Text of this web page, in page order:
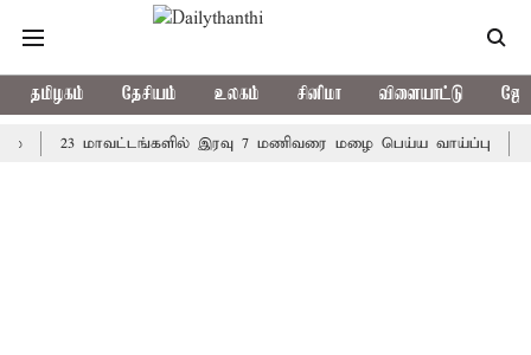
தமிழகம் தேசியம் உலகம் சினிமா விளையாட்டு
23 மாவட்டங்களில் இரவு 7 மணிவரை மழை பெய்ய வாய்ப்பு